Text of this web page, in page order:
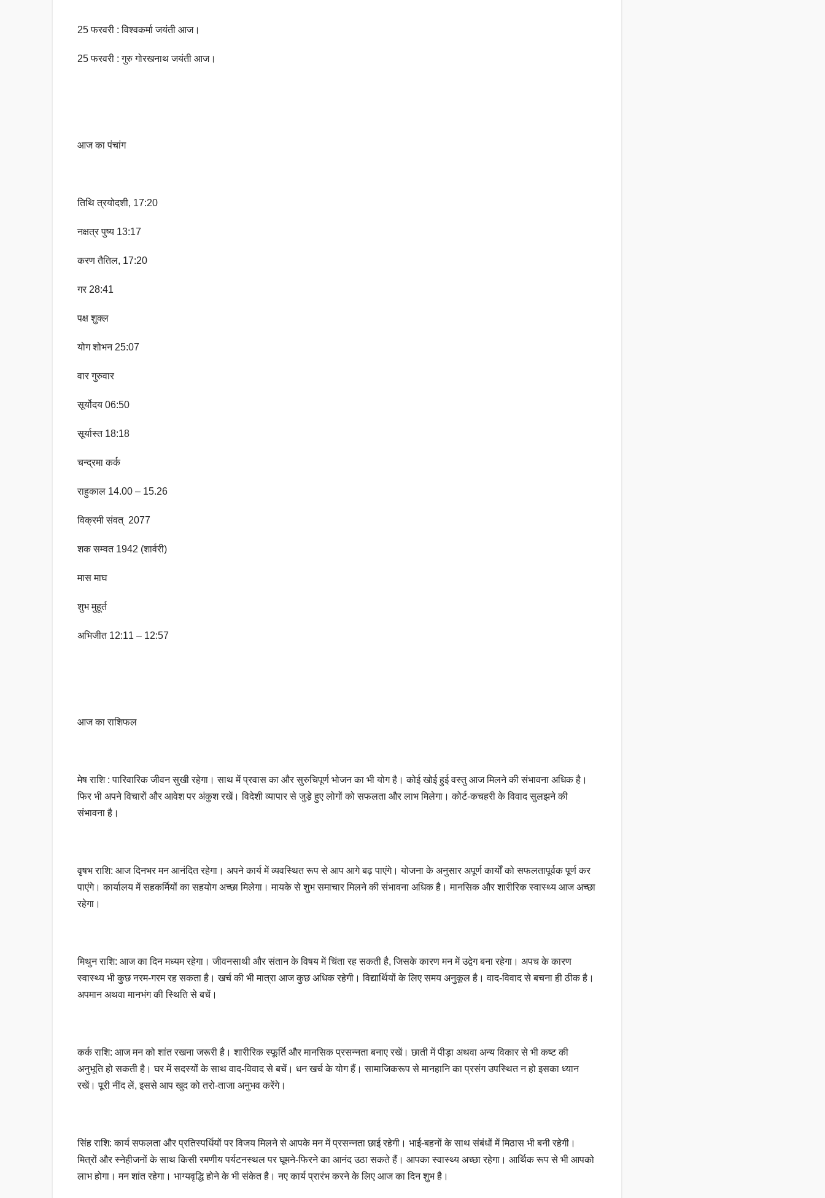
25 फरवरी : विश्वकर्मा जयंती आज।
25 फरवरी : गुरु गोरखनाथ जयंती आज।
आज का पंचांग
तिथि त्रयोदशी, 17:20
नक्षत्र पुष्य 13:17
करण तैतिल, 17:20
गर 28:41
पक्ष शुक्ल
योग शोभन 25:07
वार गुरुवार
सूर्योदय 06:50
सूर्यास्त 18:18
चन्द्रमा कर्क
राहुकाल 14.00 – 15.26
विक्रमी संवत् 2077
शक सम्वत 1942 (शार्वरी)
मास माघ
शुभ मुहूर्त
अभिजीत 12:11 – 12:57
आज का राशिफल
मेष राशि : पारिवारिक जीवन सुखी रहेगा। साथ में प्रवास का और सुरुचिपूर्ण भोजन का भी योग है। कोई खोई हुई वस्तु आज मिलने की संभावना अधिक है।
फिर भी अपने विचारों और आवेश पर अंकुश रखें। विदेशी व्यापार से जुडे़ हुए लोगों को सफलता और लाभ मिलेगा। कोर्ट-कचहरी के विवाद सुलझने की
संभावना है।
वृषभ राशि: आज दिनभर मन आनंदित रहेगा। अपने कार्य में व्यवस्थित रूप से आप आगे बढ़ पाएंगे। योजना के अनुसार अपूर्ण कार्यों को सफलतापूर्वक पूर्ण कर
पाएंगे। कार्यालय में सहकर्मियों का सहयोग अच्छा मिलेगा। मायके से शुभ समाचार मिलने की संभावना अधिक है। मानसिक और शारीरिक स्वास्थ्य आज अच्छा
रहेगा।
मिथुन राशि: आज का दिन मध्यम रहेगा। जीवनसाथी और संतान के विषय में चिंता रह सकती है, जिसके कारण मन में उद्वेग बना रहेगा। अपच के कारण
स्वास्थ्य भी कुछ नरम-गरम रह सकता है। खर्च की भी मात्रा आज कुछ अधिक रहेगी। विद्यार्थियों के लिए समय अनुकूल है। वाद-विवाद से बचना ही ठीक है।
अपमान अथवा मानभंग की स्थिति से बचें।
कर्क राशि: आज मन को शांत रखना जरूरी है। शारीरिक स्फूर्ति और मानसिक प्रसन्नता बनाए रखें। छाती में पीड़ा अथवा अन्य विकार से भी कष्ट की
अनुभूति हो सकती है। घर में सदस्यों के साथ वाद-विवाद से बचें। धन खर्च के योग हैं। सामाजिकरूप से मानहानि का प्रसंग उपस्थित न हो इसका ध्यान
रखें। पूरी नींद लें, इससे आप खुद को तरो-ताजा अनुभव करेंगे।
सिंह राशि: कार्य सफलता और प्रतिस्पर्धियों पर विजय मिलने से आपके मन में प्रसन्नता छाई रहेगी। भाई-बहनों के साथ संबंधों में मिठास भी बनी रहेगी।
मित्रों और स्नेहीजनों के साथ किसी रमणीय पर्यटनस्थल पर घूमने-फिरने का आनंद उठा सकते हैं। आपका स्वास्थ्य अच्छा रहेगा। आर्थिक रूप से भी आपको
लाभ होगा। मन शांत रहेगा। भाग्यवृद्धि होने के भी संकेत है। नए कार्य प्रारंभ करने के लिए आज का दिन शुभ है।